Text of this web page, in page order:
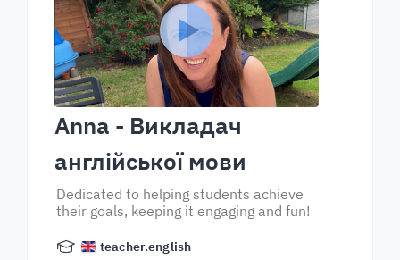
Anna - Викладач
англійської мови
Dedicated to helping students achieve
their goals, keeping it engaging and fun!
teacher.english